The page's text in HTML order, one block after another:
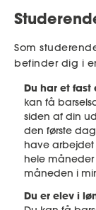
Som
befinder dig i
Du har et
kan få
siden af din
den første
have arbejdet
hele måneder
måneden i
Du er elev i